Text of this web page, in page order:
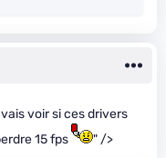
voir si ces drivers
15 fps
" />